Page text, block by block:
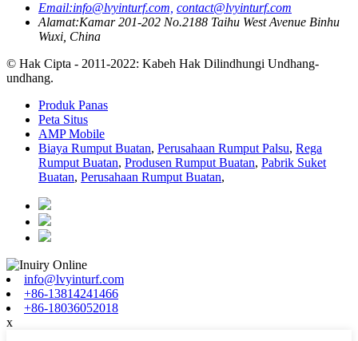
Email:info@lvyinturf.com, contact@lvyinturf.com
Alamat:Kamar 201-202 No.2188 Taihu West Avenue Binhu
Wuxi, China
© Hak Cipta - 2011-2022: Kabeh Hak Dilindhungi Undhang-
undhang.
Produk Panas
Peta Situs
AMP Mobile
Biaya Rumput Buatan, Perusahaan Rumput Palsu, Rega
Rumput Buatan, Produsen Rumput Buatan, Pabrik Suket
Buatan, Perusahaan Rumput Buatan,
info@lvyinturf.com
+86-13814241466
+86-18036052018
x